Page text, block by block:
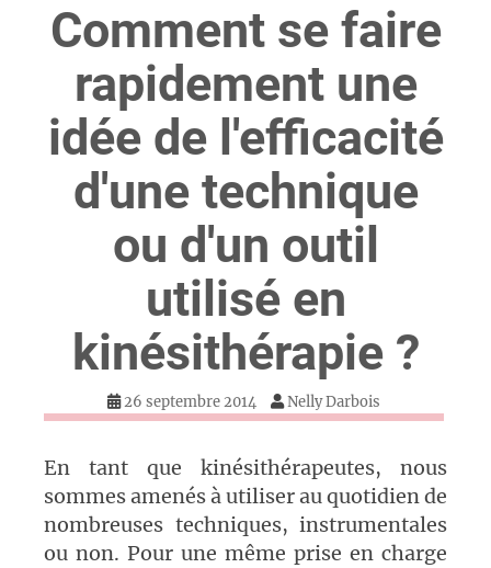
Comment se faire
rapidement une
idée de l'efficacité
d'une technique
ou d'un outil
utilisé en
kinésithérapie ?
26 septembre 2014 Nelly Darbois
En tant que kinésithérapeutes, nous
sommes amenés à utiliser au quotidien de
nombreuses techniques, instrumentales
ou non. Pour une même prise en charge